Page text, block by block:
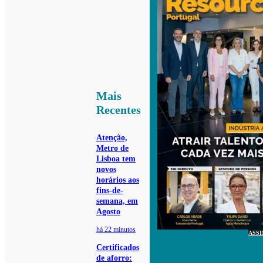
Mais
Recentes
Atenção,
Metro de
Lisboa tem
novos
horários aos
fins-de-
semana, em
Agosto
há 22 minutos
Certificados
de aforro: